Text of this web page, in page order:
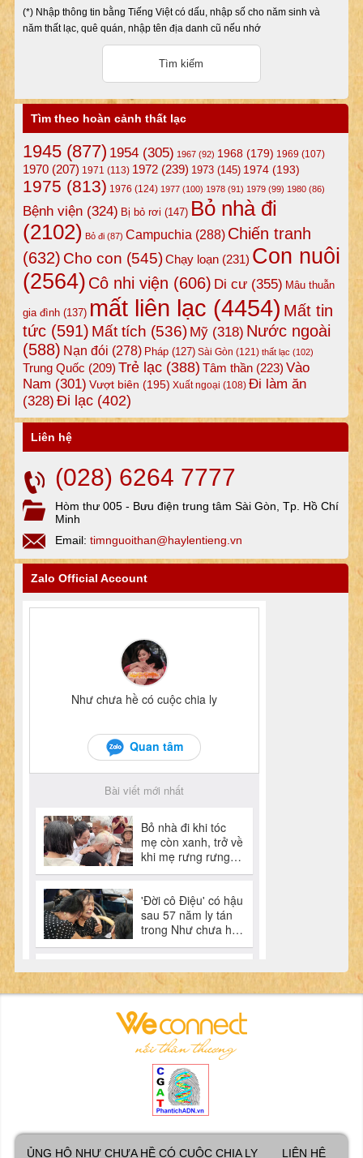
(*) Nhập thông tin bằng Tiếng Việt có dấu, nhập số cho năm sinh và
năm thất lạc, quê quán, nhập tên địa danh cũ nếu nhớ
Tìm theo hoàn cảnh thất lạc
1945(877) 1954(305) 1967(92) 1968(179) 1969 (107)
1970(207) 1971 (113) 1972(239) 1973(145) 1974(193)
1975 (813) 1976 (124) 1977(100) 1978(91) 1979(99) 1980(86)
Bệnh viện(324) Bị bỏ rơi (147) Bỏ nhà đi
(2102) Bỏ đi(87) Campuchia (288) Chiến tranh
(632) Cho con (545)Chạy loạn(231) Con nuôi
(2564) Cô nhi viện (606) Di cư(355) Mâu thuẫn
gia đình(137) mất liên lạc (4454) Mất tin
tức(591) Mất tích (536) Mỹ(318) Nước ngoài
(588) Nạn đói (278) Pháp(127) Sài Gòn (121) thất lạc (102)
Trung Quốc (209) Trẻ lạc(388) Tâm thần(223) Vào
Nam (301) Vượt biên (195) Xuất ngoại (108) Đi làm ăn
(328) Đi lạc(402)
Liên hệ
(028) 6264 7777
Hòm thư 005 - Bưu điện trung tâm Sài Gòn, Tp. Hồ Chí
Minh
Email: timnguoithan@haylentieng.vn
Zalo Official Account
ỦNG HỘ NHƯ CHƯA HỀ CÓ CUỘC CHIA LY LIÊN HỆ